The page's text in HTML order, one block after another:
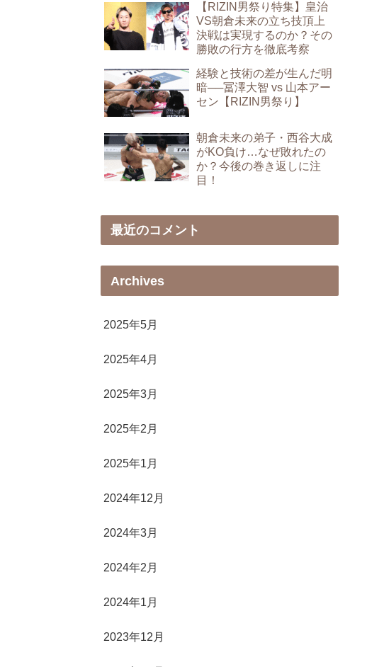
【RIZIN男祭り特集】皇治
VS朝倉未来の立ち技頂上
決戦は実現するのか？その
勝敗の行方を徹底考察
経験と技術の差が生んだ明
暗──冨澤大智 vs 山本アー
セン【RIZIN男祭り】
朝倉未来の弟子・西谷大成
がKO負け…なぜ敗れたの
か？今後の巻き返しに注
目！
最近のコメント
Archives
2025年5月
2025年4月
2025年3月
2025年2月
2025年1月
2024年12月
2024年3月
2024年2月
2024年1月
2023年12月